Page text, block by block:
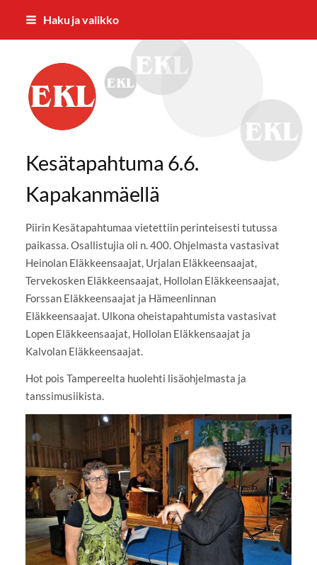
Siirry
Haku ja valikko
EKL:n Hämeen Piiri ry
Kesätapahtuma 6.6.
Kapakanmäellä
Piirin Kesätapahtumaa vietettiin perinteisesti tutussa
paikassa. Osallistujia oli n. 400. Ohjelmasta vastasivat
Heinolan Eläkkeensaajat, Urjalan Eläkkeensaajat,
Tervekosken Eläkkeensaajat, Hollolan Eläkkeensaajat,
Forssan Eläkkeensaajat ja Hämeenlinnan
Eläkkeensaajat. Ulkona oheistapahtumista vastasivat
Lopen Eläkkeensaajat, Hollolan Eläkkensaajat ja
Kalvolan Eläkkeensaajat.
Hot pois Tampereelta huolehti lisäohjelmasta ja
tanssimusiikista.